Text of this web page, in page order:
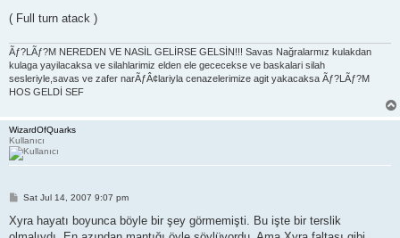
( Full turn atack )
Ãƒ?LÃƒ?M NEREDEN VE NASİL GELİRSE GELSİN!!! Savas Nağralarmız kulakdan
kulaga yayilacaksa ve silahlarimiz elden ele gececekse ve baskalari silah
sesleriyle,savas ve zafer narÃƒÂ¢lariyla cenazelerimize agit yakacaksa Ãƒ?LÃƒ?M
HOS GELDİ SEF
WizardOfQuarks
Kullanıcı
P
s
t
Sat Jul 14, 2007 9:07 pm
Xyra hayatı boyunca böyle bir şey görmemişti. Bu işte bir terslik